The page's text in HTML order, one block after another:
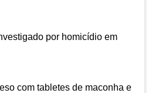
por homicídio em
com tabletes de maconha e